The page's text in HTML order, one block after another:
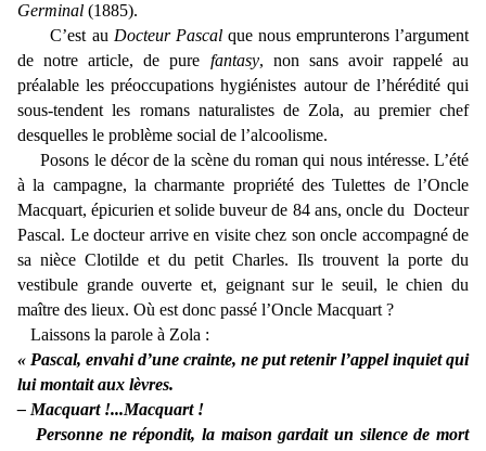
Germinal (1885).
C’est auDocteur Pascalque nous emprunterons l’argument
de notre article, de pure fantasy, non sans avoir rappelé au
préalable les préoccupations hygiénistes autour de l’hérédité qui
sous-tendent les romans naturalistes de Zola, au premier chef
desquelles le problème social de l’alcoolisme.
Posons le décor de la scène du roman qui nous intéresse. L’été
à la campagne, la charmante propriété des Tulettes de l’Oncle
Macquart, épicurien et solide buveur de 84 ans, oncle du Docteur
Pascal. Le docteur arrive en visite chez son oncle accompagné de
sa nièce Clotilde et du petit Charles. Ils trouvent la porte du
vestibule grande ouverte et, geignant sur le seuil, le chien du
maître des lieux. Où est donc passé l’Oncle Macquart ?
Laissons la parole à Zola :
« Pascal, envahi d’une crainte, ne put retenir l’appel inquiet qui
lui montait aux lèvres.
‒ Macquart !...Macquart !
Personne ne répondit, la maison gardait un silence de mort